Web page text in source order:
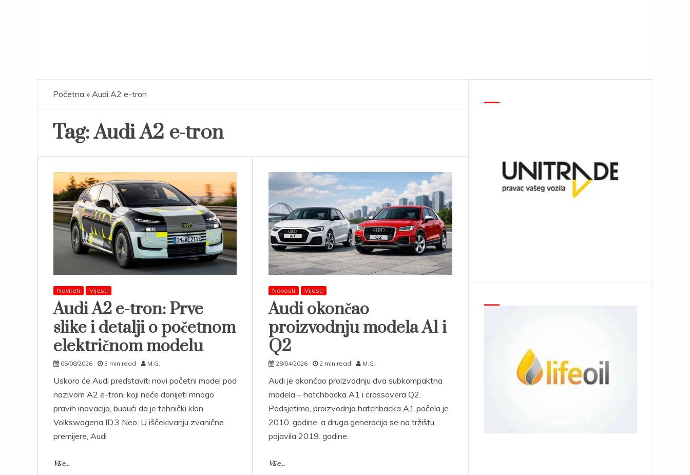
Početna » Audi A2 e-tron
Tag:Audi A2 e-tron
Noviteti Vijesti
Audi A2 e-tron: Prve
slike i detalji o početnom
električnom modelu
05/08/2026 3 min read M.G.
Uskoro će Audi predstaviti novi početni model pod
nazivom A2 e-tron, koji neće donijeti mnogo
pravih inovacija, budući da je tehnički klon
Volkswagena ID.3 Neo. U iščekivanju zvanične
premijere, Audi
Više...
Novosti Vijesti
Audi okončao
proizvodnju modela A1 i
Q2
28/04/2026 2 min read M.G.
Audi je okončao proizvodnju dva subkompaktna
modela – hatchbacka A1 i crossovera Q2.
Podsjetimo, proizvodnja hatchbacka A1 počela je
2010. godine, a druga generacija se na tržištu
pojavila 2019. godine.
Više...